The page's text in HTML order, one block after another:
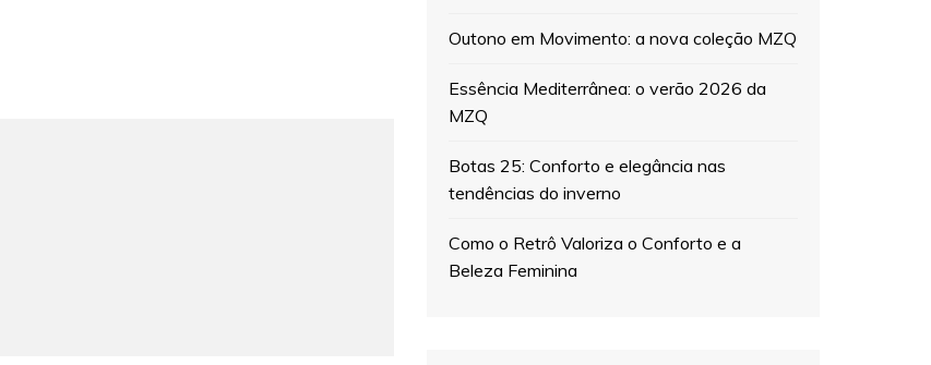
Outono em Movimento: a nova coleção MZQ
Essência Mediterrânea: o verão 2026 da
MZQ
Botas 25: Conforto e elegância nas
tendências do inverno
Como o Retrô Valoriza o Conforto e a
Beleza Feminina